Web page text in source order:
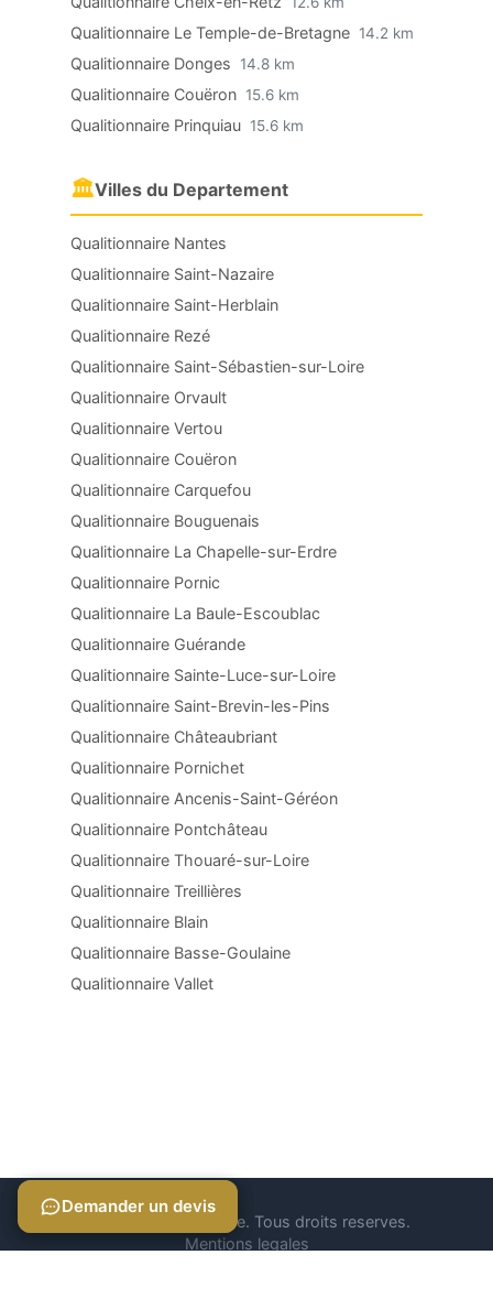
Qualitionnaire Le Temple-de-Bretagne 14.2 km
Qualitionnaire Donges 14.8 km
Qualitionnaire Couëron 15.6 km
Qualitionnaire Prinquiau 15.6 km
🏛Villes du Departement
Qualitionnaire Nantes
Qualitionnaire Saint-Nazaire
Qualitionnaire Saint-Herblain
Qualitionnaire Rezé
Qualitionnaire Saint-Sébastien-sur-Loire
Qualitionnaire Orvault
Qualitionnaire Vertou
Qualitionnaire Couëron
Qualitionnaire Carquefou
Qualitionnaire Bouguenais
Qualitionnaire La Chapelle-sur-Erdre
Qualitionnaire Pornic
Qualitionnaire La Baule-Escoublac
Qualitionnaire Guérande
Qualitionnaire Sainte-Luce-sur-Loire
Qualitionnaire Saint-Brevin-les-Pins
Qualitionnaire Châteaubriant
Qualitionnaire Pornichet
Qualitionnaire Ancenis-Saint-Géréon
Qualitionnaire Pontchâteau
Qualitionnaire Thouaré-sur-Loire
Qualitionnaire Treillières
Qualitionnaire Blain
Qualitionnaire Basse-Goulaine
Qualitionnaire Vallet
© 2026 Qualitionnaire. Tous droits reserves.
Mentions legales
Demander un devis
Demander un devis